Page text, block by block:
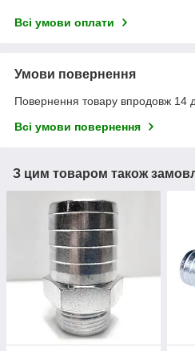
Всі умови оплати
Умови повернення
Повернення товару впродовж 14
Всі умови повернення
З цим товаром також